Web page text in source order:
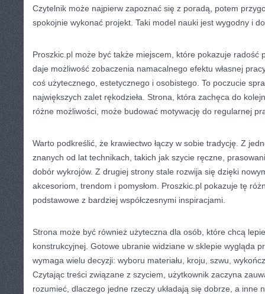
Czytelnik może najpierw zapoznać się z poradą, potem
spokojnie wykonać projekt. Taki model nauki jest wygodny i
Proszkic.pl może być także miejscem, które pokazuje radość
daje możliwość zobaczenia namacalnego efektu własnej
coś użytecznego, estetycznego i osobistego. To poczucie
największych zalet rękodzieła. Strona, która zachęca do
różne możliwości, może budować motywację do regularnej
Warto podkreślić, że krawiectwo łączy w sobie tradycję. Z
znanych od lat technikach, takich jak szycie ręczne,
dobór wykrojów. Z drugiej strony stale rozwija się dzięki
akcesoriom, trendom i pomysłom. Proszkic.pl pokazuje tę
podstawowe z bardziej współczesnymi inspiracjami.
Strona może być również użyteczna dla osób, które chcą
konstrukcyjnej. Gotowe ubranie widziane w sklepie wygląda
wymaga wielu decyzji: wyboru materiału, kroju, szwu,
Czytając treści związane z szyciem, użytkownik zaczyna
rozumieć, dlaczego jedne rzeczy układają się dobrze, a inne